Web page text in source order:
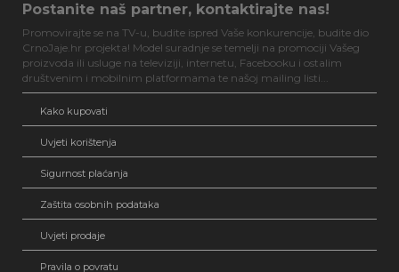
Postanite naš partner, kontaktirajte nas!
Promovirajte se na TV-u, budite ispred Vaše konkurencije, budite dio
CrnoJaje.hr projekta! Model suradnje se temelji na promociji Vašeg
proizvoda ili usluge na televiziji, internetu, Facebooku i ostalim
društvenim i mobilnim platformama te našoj mailing listi...
Kako kupovati
Uvjeti korištenja
Sigurnost plaćanja
Zaštita osobnih podataka
Uvjeti prodaje
Pravila o povratu